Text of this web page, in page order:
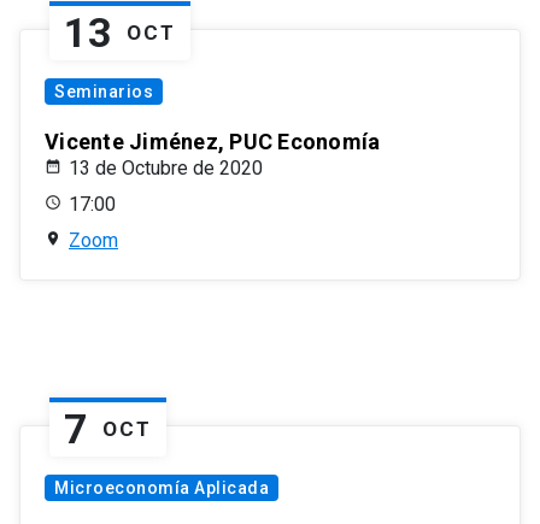
13 OCT
Seminarios
Vicente Jiménez, PUC Economía
13 de Octubre de 2020
17:00
Zoom
7 OCT
Microeconomía Aplicada